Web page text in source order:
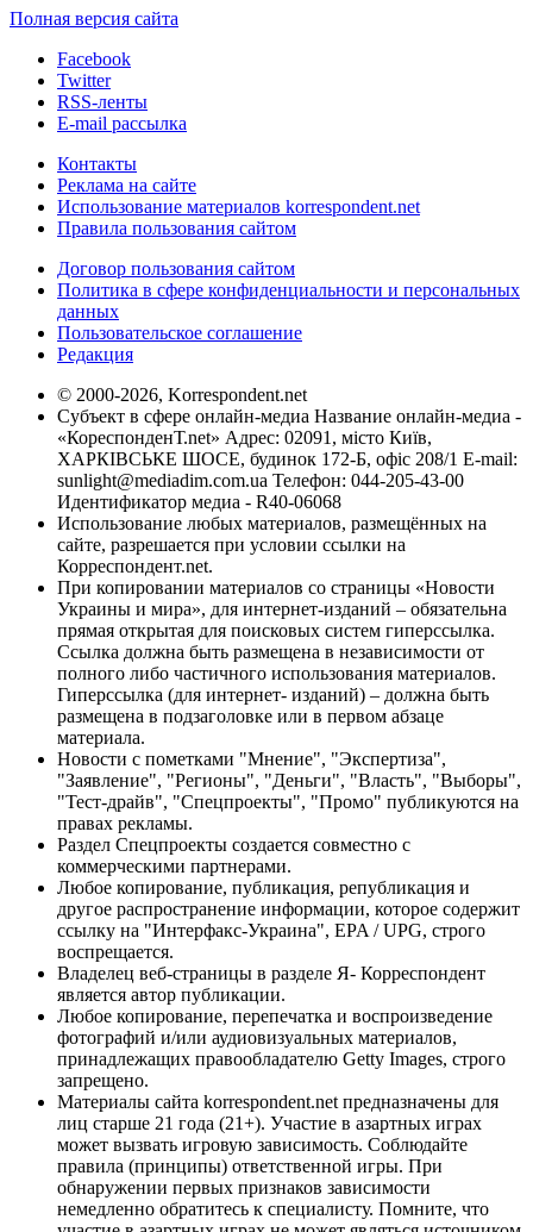
Полная версия сайта
Facebook
Twitter
RSS-ленты
E-mail рассылка
Контакты
Реклама на сайте
Использование материалов korrespondent.net
Правила пользования сайтом
Договор пользования сайтом
Политика в сфере конфиденциальности и персональных
данных
Пользовательское соглашение
Редакция
© 2000-2026, Korrespondent.net
Субъект в сфере онлайн-медиа Название онлайн-медиа -
«КореспонденТ.net» Адрес: 02091, місто Київ,
ХАРКІВСЬКЕ ШОСЕ, будинок 172-Б, офіс 208/1 E-mail:
sunlight@mediadim.com.ua Телефон: 044-205-43-00
Идентификатор медиа - R40-06068
Использование любых материалов, размещённых на
сайте, разрешается при условии ссылки на
Корреспондент.net.
При копировании материалов со страницы «Новости
Украины и мира», для интернет-изданий – обязательна
прямая открытая для поисковых систем гиперссылка.
Ссылка должна быть размещена в независимости от
полного либо частичного использования материалов.
Гиперссылка (для интернет- изданий) – должна быть
размещена в подзаголовке или в первом абзаце
материала.
Новости с пометками "Мнение", "Экспертиза",
"Заявление", "Регионы", "Деньги", "Власть", "Выборы",
"Тест-драйв", "Спецпроекты", "Промо" публикуются на
правах рекламы.
Раздел Спецпроекты создается совместно с
коммерческими партнерами.
Любое копирование, публикация, републикация и
другое распространение информации, которое содержит
ссылку на "Интерфакс-Украина", EPA / UPG, строго
воспрещается.
Владелец веб-страницы в разделе Я- Корреспондент
является автор публикации.
Любое копирование, перепечатка и воспроизведение
фотографий и/или аудиовизуальных материалов,
принадлежащих правообладателю Getty Images, строго
запрещено.
Материалы сайта korrespondent.net предназначены для
лиц старше 21 года (21+). Участие в азартных играх
может вызвать игровую зависимость. Соблюдайте
правила (принципы) ответственной игры. При
обнаружении первых признаков зависимости
немедленно обратитесь к специалисту. Помните, что